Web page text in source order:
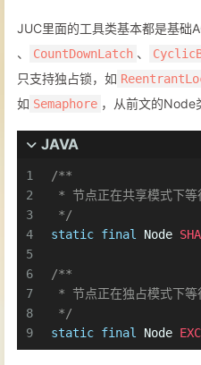
JUC里面的工具类基本都是基础
、 CountDownLatch 、
只支持独占锁，如
如 Semaphore ，从前文的Node
JAVA
1
2
3
4
5
6
7
8
9
/**
* 节点正在共享模式下等
*/
static final Node
/**
* 节点正在独占模式下等
*/
static final Node